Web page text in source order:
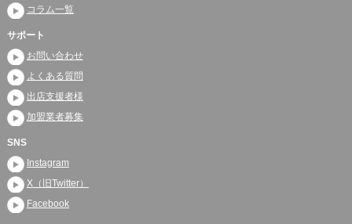
コラム一覧
サポート
お問い合わせ
よくある質問
出店支援者様
加盟業者募集
SNS
Instagram
X（旧Twitter）
Facebook